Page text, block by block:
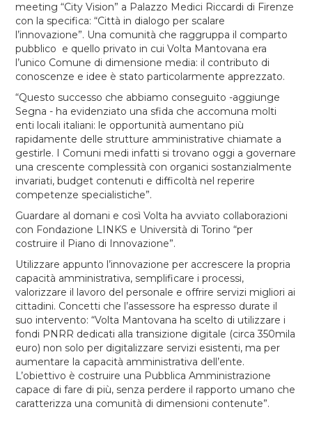
meeting “City Vision” a Palazzo Medici Riccardi di Firenze
con la specifica: “Città in dialogo per scalare
l’innovazione”. Una comunità che raggruppa il comparto
pubblico e quello privato in cui Volta Mantovana era
l’unico Comune di dimensione media: il contributo di
conoscenze e idee è stato particolarmente apprezzato.
“Questo successo che abbiamo conseguito -aggiunge
Segna - ha evidenziato una sfida che accomuna molti
enti locali italiani: le opportunità aumentano più
rapidamente delle strutture amministrative chiamate a
gestirle. I Comuni medi infatti si trovano oggi a governare
una crescente complessità con organici sostanzialmente
invariati, budget contenuti e difficoltà nel reperire
competenze specialistiche”.
Guardare al domani e così Volta ha avviato collaborazioni
con Fondazione LINKS e Università di Torino “per
costruire il Piano di Innovazione”.
Utilizzare appunto l’innovazione per accrescere la propria
capacità amministrativa, semplificare i processi,
valorizzare il lavoro del personale e offrire servizi migliori ai
cittadini. Concetti che l’assessore ha espresso durate il
suo intervento: “Volta Mantovana ha scelto di utilizzare i
fondi PNRR dedicati alla transizione digitale (circa 350mila
euro) non solo per digitalizzare servizi esistenti, ma per
aumentare la capacità amministrativa dell’ente.
L’obiettivo è costruire una Pubblica Amministrazione
capace di fare di più, senza perdere il rapporto umano che
caratterizza una comunità di dimensioni contenute”.